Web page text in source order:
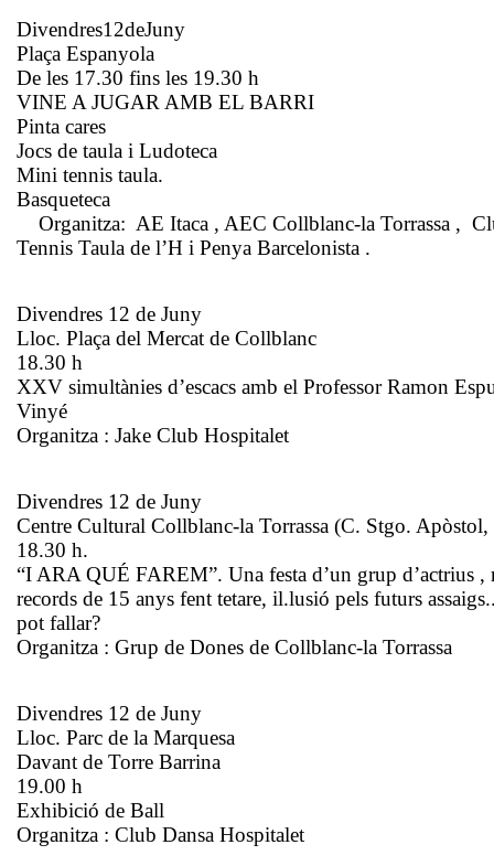
Divendres12deJuny
Plaça Espanyola
De les 17.30 fins les 19.30 h
VINE A JUGAR AMB EL BARRI
Pinta cares
Jocs de taula i Ludoteca
Mini tennis taula.
Basqueteca
Organitza: AE Itaca , AEC Collblanc-la Torrassa ,
Tennis Taula de l’H i Penya Barcelonista .
Divendres 12 de Juny
Lloc. Plaça del Mercat de Collblanc
18.30 h
XXV simultànies d’escacs amb el Professor Ramon
Vinyé
Organitza : Jake Club Hospitalet
Divendres 12 de Juny
Centre Cultural Collblanc-la Torrassa (C. Stgo. Apòstol,
18.30 h.
“I ARA QUÉ FAREM”. Una festa d’un grup d’actrius ,
records de 15 anys fent tetare, il.lusió pels futurs
pot fallar?
Organitza : Grup de Dones de Collblanc-la Torrassa
Divendres 12 de Juny
Lloc. Parc de la Marquesa
Davant de Torre Barrina
19.00 h
Exhibició de Ball
Organitza : Club Dansa Hospitalet